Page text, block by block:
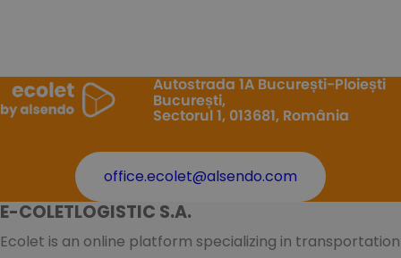
Autostrada 1A București-Ploiești
București,
Sectorul 1, 013681, România
office.ecolet@alsendo.com
E-COLETLOGISTIC S.A.
Ecolet is an online platform specializing in transportation